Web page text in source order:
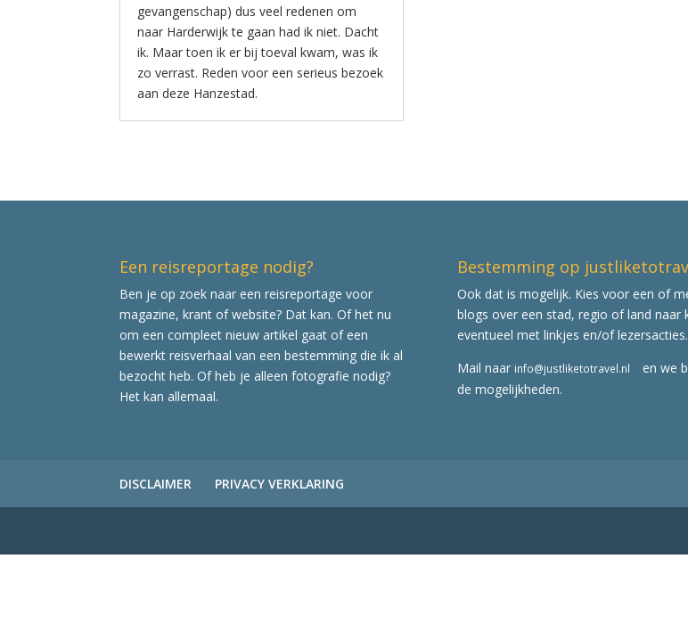
gevangenschap) dus veel redenen om
naar Harderwijk te gaan had ik niet. Dacht
ik. Maar toen ik er bij toeval kwam, was ik
zo verrast. Reden voor een serieus bezoek
aan deze Hanzestad.
Een reisreportage nodig?
Ben je op zoek naar een reisreportage voor
magazine, krant of website? Dat kan. Of het nu
om een compleet nieuw artikel gaat of een
bewerkt reisverhaal van een bestemming die ik al
bezocht heb. Of heb je alleen fotografie nodig?
Het kan allemaal.
Bestemming op
Ook dat is mogelijk. Kies voor een of
blogs over een stad, regio of land naar
eventueel met linkjes en/of lezersacties.
Mail naar info@justliketotravel.nl
en we
de mogelijkheden.
DISCLAIMER PRIVACY VERKLARING